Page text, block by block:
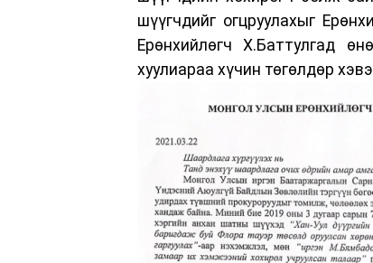
шүүгчдийг огцруулахыг
Ерөнхийлөгч Х.Баттулгад
хуулиараа хүчин төгөлдөр